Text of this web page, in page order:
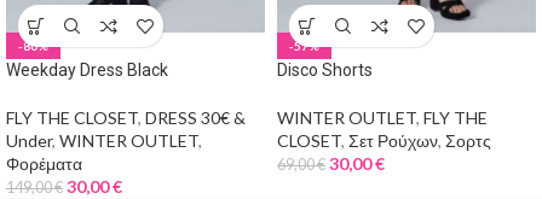
-80%
Weekday Dress Black
FLY THE CLOSET, DRESS 30€ &
Under, WINTER OUTLET,
Φορέματα
149,00€ 30,00€
-57%
Disco Shorts
WINTER OUTLET, FLY THE
CLOSET, Σετ Ρούχων, Σορτς
69,00€ 30,00€